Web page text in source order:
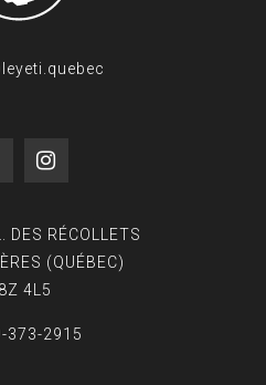
DES RÉCOLLETS
(QUÉBEC)
4L5
373-2915